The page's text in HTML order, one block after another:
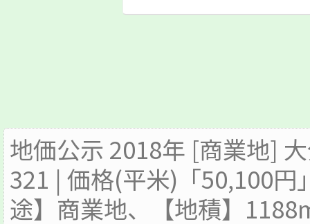
地価公示 2018年 [商業地]
321 | 価格(平米)「50,100
途】商業地、【地積】